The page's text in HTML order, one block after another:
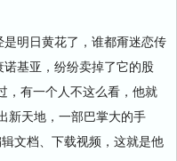
明日黄花了，谁都甭迷恋传
基亚，纷纷卖掉了它的股
，有一个人不这么看，他就
新天地，一部巴掌大的手
文档、下载视频，这就是他